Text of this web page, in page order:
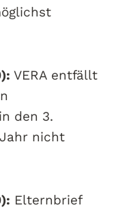
VERA entfällt
den 3.
nicht
Elternbrief